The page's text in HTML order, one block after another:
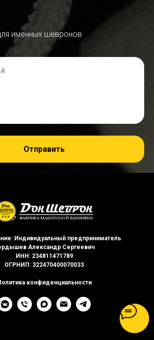
именных шевронов
Отправить
Индивидуальный предприниматель
Александр Сергеевич
ИНН: 234811471789
ОГРНИП: 322470400070033
конфиденциальности